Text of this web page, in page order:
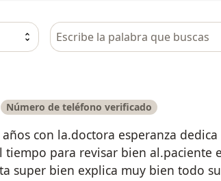
Busca en opiniones
Número de teléfono verificado
con la.doctora esperanza
tiempo para revisar bien al.paciente
super bien explica muy bien todo